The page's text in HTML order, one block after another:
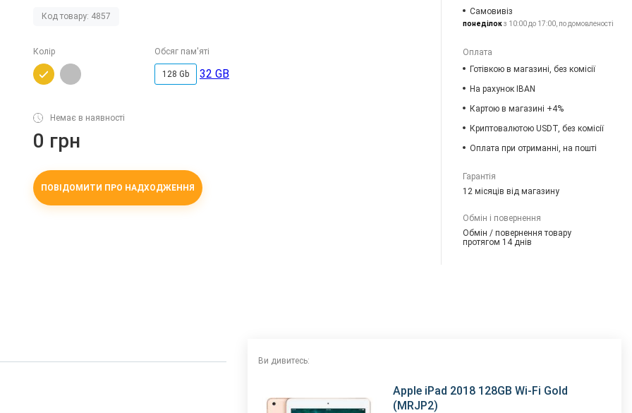
Код товару: 4857
Колір Обсяг пам'яті
128 Gb 32 GB
Немає в наявності
0 грн
ПОВІДОМИТИ ПРО НАДХОДЖЕННЯ
Самовивіз
понеділокз 10:00 до 17:00, по домовленості
Оплата
Готівкою в магазині, без комісії
На рахунок IBAN
Картою в магазині +4%
Криптовалютою USDT, без комісії
Оплата при отриманні, на пошті
Гарантія
12 місяців від магазину
Обмін і повернення
Обмін / повернення товару
протягом 14 днів
Ви дивитесь:
Apple iPad 2018 128GB Wi-Fi Gold
(MRJP2)